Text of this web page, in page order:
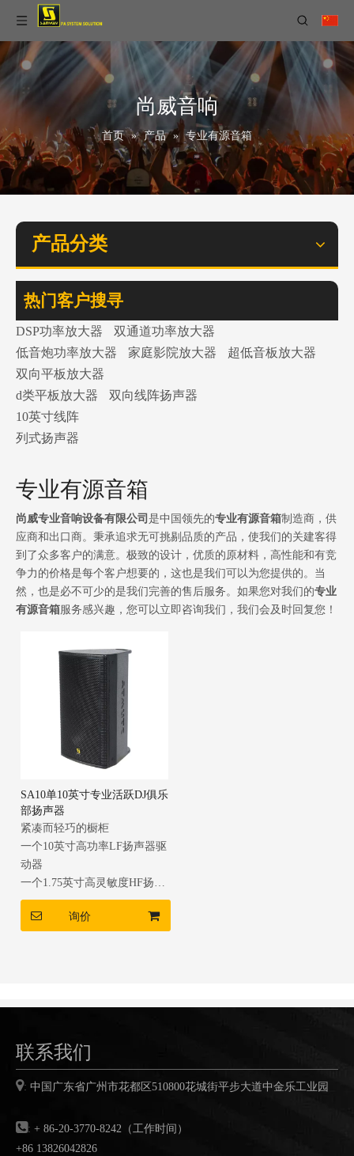
尚威音响
首页 » 产品 » 专业有源音箱
产品分类
热门客户搜寻
DSP功率放大器
双通道功率放大器
低音炮功率放大器
家庭影院放大器
超低音板放大器
双向平板放大器
d类平板放大器
双向线阵扬声器
10英寸线阵
列式扬声器
专业有源音箱
尚威专业音响设备有限公司 是中国领先的专业有源音箱制造商，供
应商和出口商。秉承追求无可挑剔品质的产品，使我们的关建客得
到了众多客户的满意。极致的设计，优质的原材料，高性能和有竞
争力的价格是每个客户想要的，这也是我们可以为您提供的。当
然，也是必不可少的是我们完善的售后服务。如果您对我们的专业
有源音箱服务感兴趣，您可以立即咨询我们，我们会及时回复您！
SA10单10英寸专业活跃DJ俱乐
部扬声器
紧凑而轻巧的橱柜
一个10英寸高功率LF扬声器驱
动器
一个1.75英寸高灵敏度HF扬声
器驱动程序
PA或Monitor的多功能应用程
询价
联系我们
: 中国广东省广州市花都区510800花城街平步大道中金乐工业园
: + 86-20-3770-8242（工作时间）
+86 13826042826